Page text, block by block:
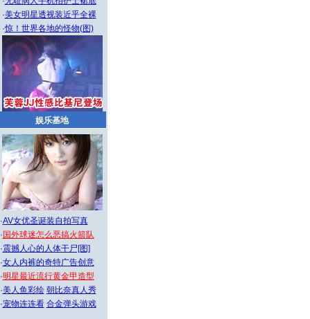
·美女明星透视装近乎全裸
·惊！世界各地的怪物(图)
娱乐基地
·AV女优圣诞装自拍写真
· 国外球迷怎么恶搞火箭队
·震撼人心的人体干尸[图]
·女人内裤的奇特广告创意
·明星最近流行黄金甲造型
·美人鱼彩绘 朝比奈真人秀
·宠物连连看 合金弹头游戏